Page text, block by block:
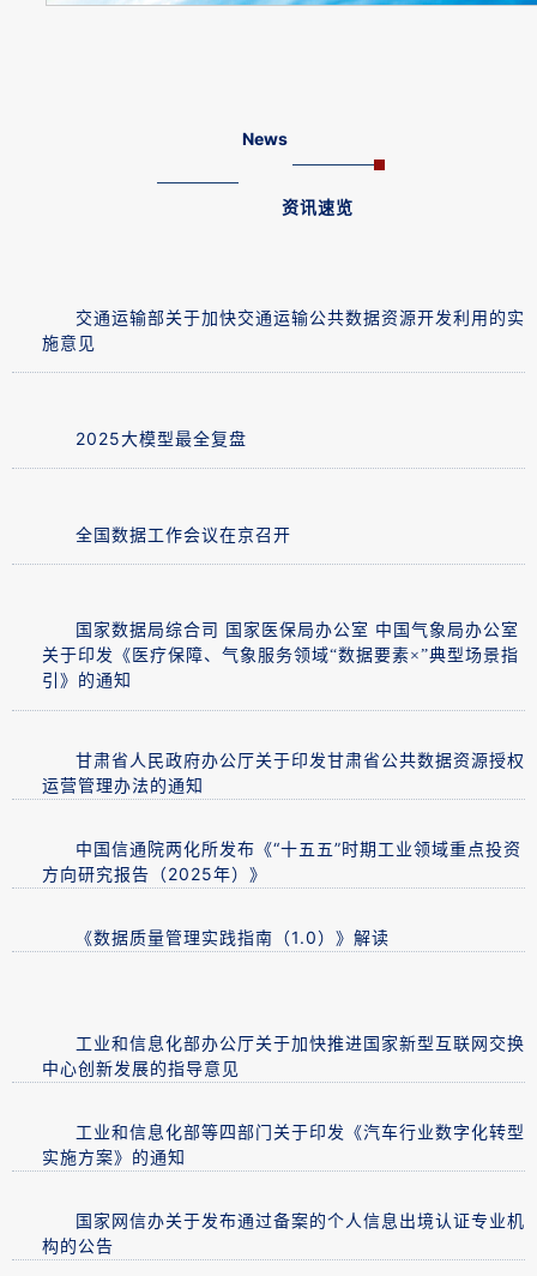
News
资讯速览
交通运输部关于加快交通运输公共数据资源开发利用的实
施意见
2025大模型最全复盘
全国数据工作会议在京召开
国家数据局综合司 国家医保局办公室 中国气象局办公室
关于印发《医疗保障、气象服务领域“数据要素×”典型场景指
引》的通知
甘肃省人民政府办公厅关于印发甘肃省公共数据资源授权
运营管理办法的通知
中国信通院两化所发布《“十五五”时期工业领域重点投资
方向研究报告（2025年）》
《数据质量管理实践指南（1.0）》解读
工业和信息化部办公厅关于加快推进国家新型互联网交换
中心创新发展的指导意见
工业和信息化部等四部门关于印发《汽车行业数字化转型
实施方案》的通知
国家网信办关于发布通过备案的个人信息出境认证专业机
构的公告